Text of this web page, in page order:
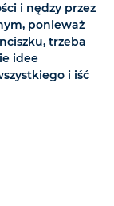
i nędzy przez
ponieważ
trzeba
idee
i iść